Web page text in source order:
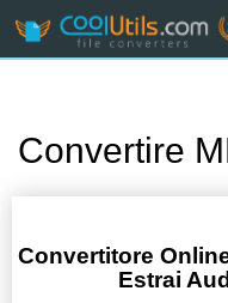
Convertire
Convertitore
Estrai